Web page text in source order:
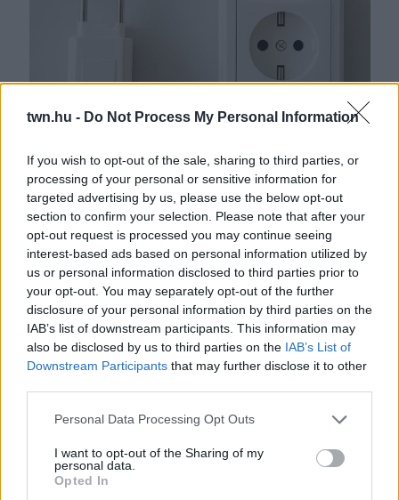
twn.hu - Do Not Process My Personal Information
If you wish to opt-out of the sale, sharing to third parties, or
processing of your personal or sensitive information for
targeted advertising by us, please use the below opt-out
section to confirm your selection. Please note that after your
opt-out request is processed you may continue seeing
interest-based ads based on personal information utilized by
us or personal information disclosed to third parties prior to
your opt-out. You may separately opt-out of the further
disclosure of your personal information by third parties on the
IAB’s list of downstream participants. This information may
also be disclosed by us to third parties on the IAB’s List of
Downstream Participants that may further disclose it to other
Please note that this website/app uses one or more Google
not limited to your visit or usage behaviour. You may click to
grant or deny consent to Google and its third-party tags to
use your data for below specified purposes in below Google
Personal Data Processing Opt Outs
I want to opt-out of the Sharing of my
personal data.
Opted In
Ez a konyhai eszköz akkor is zabálja áramot, ha teljesen ki
van kapcsolva: jobb, ha kihúzod a konnektorból
konyhai tárgy több baktériumot tartalmaz, mint a WC